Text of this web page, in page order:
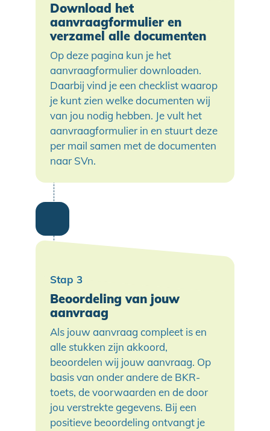
Download het
aanvraagformulier en
verzamel alle documenten
Op deze pagina kun je het
aanvraagformulier downloaden.
Daarbij vind je een checklist waarop
je kunt zien welke documenten wij
van jou nodig hebben. Je vult het
aanvraagformulier in en stuurt deze
per mail samen met de documenten
naar SVn.
Beoordeling van jouw
aanvraag
Als jouw aanvraag compleet is en
alle stukken zijn akkoord,
beoordelen wij jouw aanvraag. Op
basis van onder andere de BKR-
toets, de voorwaarden en de door
jou verstrekte gegevens. Bij een
positieve beoordeling ontvangt je